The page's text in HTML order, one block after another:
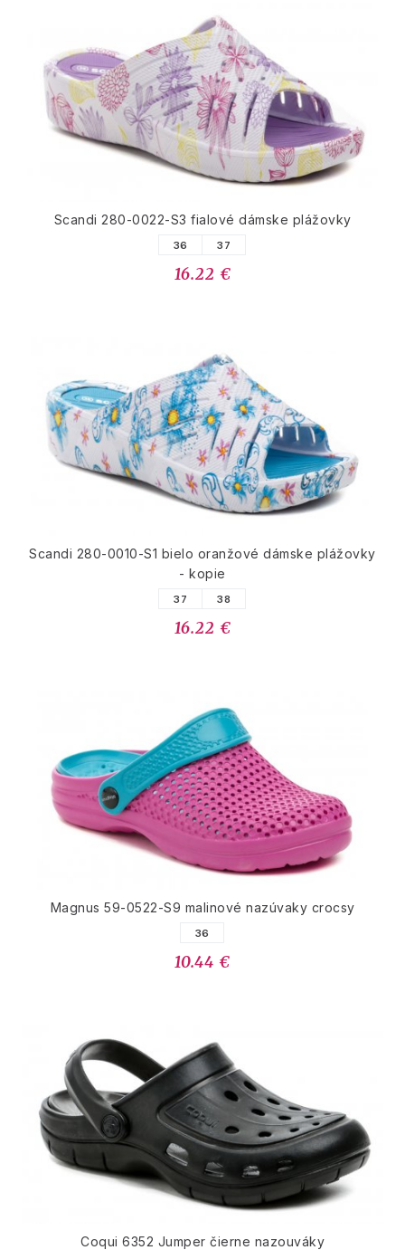
Scandi 280-0022-S3 fialové dámske plážovky
36 37
16.22 €
Scandi 280-0010-S1 bielo oranžové dámske plážovky
- kopie
37 38
16.22 €
Magnus 59-0522-S9 malinové nazúvaky crocsy
36
10.44 €
Coqui 6352 Jumper čierne nazouváky